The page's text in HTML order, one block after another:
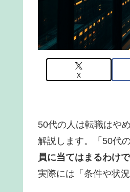
X
50代の人は転職はや
解説します。「50代
員に当てはまるわけ
実際には「条件や状